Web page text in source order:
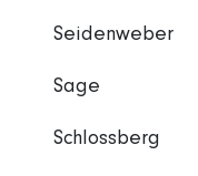
Seidenweber
Sage
Schlossberg